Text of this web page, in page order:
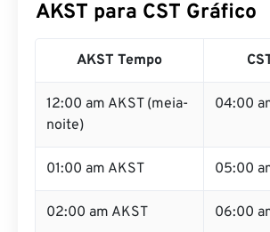
AKST para CST Gráfico
AKST Tempo
12:00 am AKST (meia-
noite)
04:00
01:00 am AKST 05:00
02:00 am AKST 06:00